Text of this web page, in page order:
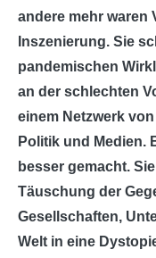
andere mehr waren
Inszenierung. Sie
pandemischen
an der schlechten
einem Netzwerk
Politik und Medien.
besser gemacht.
Täuschung der
Gesellschaften,
Welt in eine